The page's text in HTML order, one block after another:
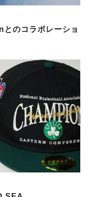
のコラボレーショ